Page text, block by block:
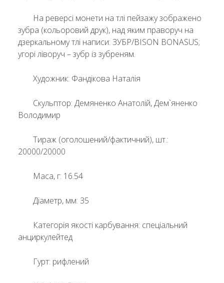
На реверсі монети на тлі пейзажу зображено
зубра (кольоровий друк), над яким праворуч на
дзеркальному тлі написи: ЗУБР/BISON BONASUS;
угорі ліворуч – зубр із зубреням.
Художник: Фандікова Наталія
Скульптор: Демяненко Анатолій, Дем`яненко
Володимир
Тираж (оголошений/фактичний), шт.:
20000/20000
Маса, г: 16.54
Діаметр, мм: 35
Категорія якості карбування: спеціальний
анциркулейтед
Гурт: рифлений